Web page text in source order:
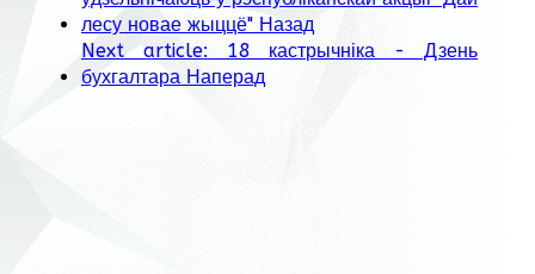
лесу новае жыццё" Назад
Next article: 18 кастрычніка - Дзень
бухгалтара Наперад